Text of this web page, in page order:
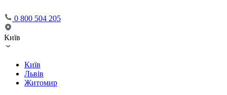
0 800 504 205
Київ
Київ
Львів
Житомир